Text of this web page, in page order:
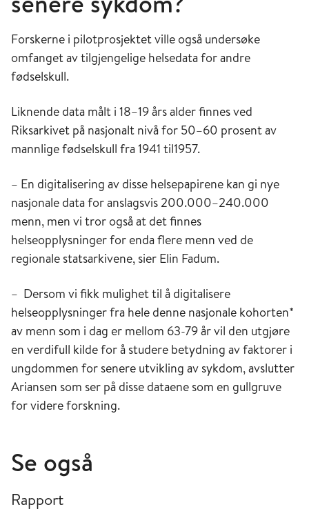
Forskerne i pilotprosjektet ville også undersøke
omfanget av tilgjengelige helsedata for andre
fødselskull.
Liknende data målt i 18–19 års alder finnes ved
Riksarkivet på nasjonalt nivå for 50–60 prosent av
mannlige fødselskull fra 1941 til1957.
– En digitalisering av disse helsepapirene kan gi nye
nasjonale data for anslagsvis 200.000–240.000
menn, men vi tror også at det finnes
helseopplysninger for enda flere menn ved de
regionale statsarkivene, sier Elin Fadum.
– Dersom vi fikk mulighet til å digitalisere
helseopplysninger fra hele denne nasjonale kohorten*
av menn som i dag er mellom 63-79 år vil den utgjøre
en verdifull kilde for å studere betydning av faktorer i
ungdommen for senere utvikling av sykdom, avslutter
Ariansen som ser på disse dataene som en gullgruve
for videre forskning.
Se også
Rapport